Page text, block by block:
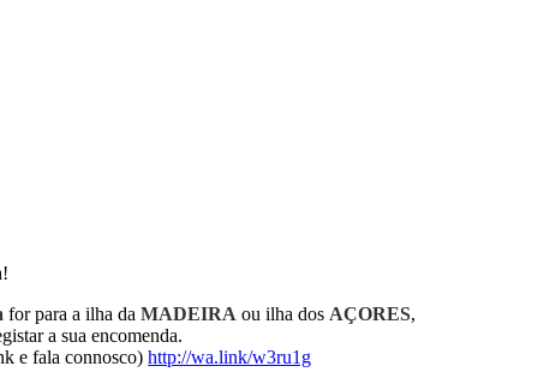
for para a ilha daMADEIRA ou ilha dos AÇORES,
a sua encomenda.
e fala connosco)http://wa.link/w3ru1g